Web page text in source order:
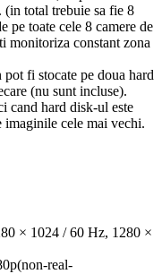
total trebuie sa fie 8
pe toate cele 8 camere de
monitoriza constant zona
fi stocate pe doua hard
(nu sunt incluse).
cand hard disk-ul este
cele mai vechi.
× 1024 / 60 Hz, 1280 ×
real-